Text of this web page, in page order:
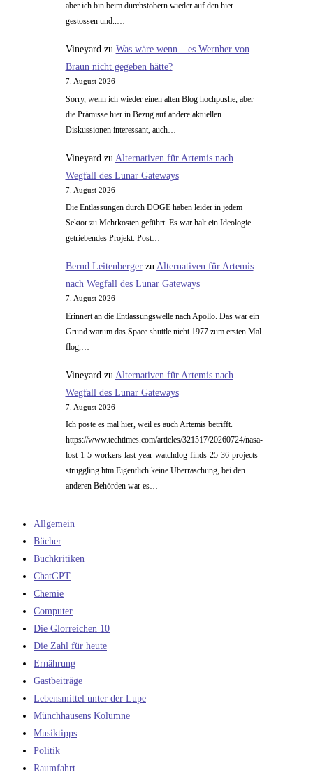
aber ich bin beim durchstöbern wieder auf den hier
gestossen und..…
Vineyardzu Was wäre wenn – es Wernher von
Braun nicht gegeben hätte?
7. August 2026
Sorry, wenn ich wieder einen alten Blog hochpushe, aber
die Prämisse hier in Bezug auf andere aktuellen
Diskussionen interessant, auch…
Vineyard zu Alternativen für Artemis nach
Wegfall des Lunar Gateways
7. August 2026
Die Entlassungen durch DOGE haben leider in jedem
Sektor zu Mehrkosten geführt. Es war halt ein Ideologie
getriebendes Projekt. Post…
Bernd Leitenbergerzu Alternativen für Artemis
nach Wegfall des Lunar Gateways
7. August 2026
Erinnert an die Entlassungswelle nach Apollo. Das war ein
Grund warum das Space shuttle nicht 1977 zum ersten Mal
flog,…
Vineyard zu Alternativen für Artemis nach
Wegfall des Lunar Gateways
7. August 2026
Ich poste es mal hier, weil es auch Artemis betrifft.
https://www.techtimes.com/articles/321517/20260724/nasa-
lost-1-5-workers-last-year-watchdog-finds-25-36-projects-
struggling.htm Eigentlich keine Überraschung, bei den
anderen Behörden war es…
Allgemein
Bücher
Buchkritiken
ChatGPT
Chemie
Computer
Die Glorreichen 10
Die Zahl für heute
Ernährung
Gastbeiträge
Lebensmittel unter der Lupe
Münchhausens Kolumne
Musiktipps
Politik
Raumfahrt